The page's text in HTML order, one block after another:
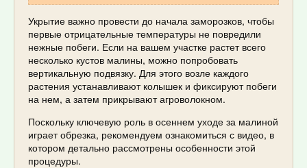
Укрытие важно провести до начала заморозков, чтобы
первые отрицательные температуры не повредили
нежные побеги. Если на вашем участке растет всего
несколько кустов малины, можно попробовать
вертикальную подвязку. Для этого возле каждого
растения устанавливают колышек и фиксируют побеги
на нем, а затем прикрывают агроволокном.
Поскольку ключевую роль в осеннем уходе за малиной
играет обрезка, рекомендуем ознакомиться с видео, в
котором детально рассмотрены особенности этой
процедуры.